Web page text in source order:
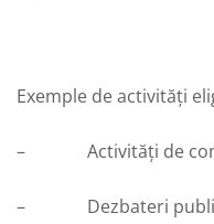
Exemple de activități
– Activități de
– Dezbateri